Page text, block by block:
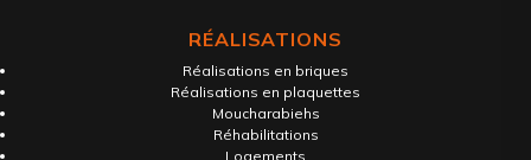
RÉALISATIONS
Réalisations en briques
Réalisations en plaquettes
Moucharabiehs
Réhabilitations
Logements